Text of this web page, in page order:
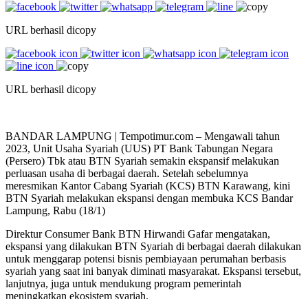
URL berhasil dicopy
URL berhasil dicopy
BANDAR LAMPUNG | Tempotimur.com – Mengawali tahun
2023, Unit Usaha Syariah (UUS) PT Bank Tabungan Negara
(Persero) Tbk atau BTN Syariah semakin ekspansif melakukan
perluasan usaha di berbagai daerah. Setelah sebelumnya
meresmikan Kantor Cabang Syariah (KCS) BTN Karawang, kini
BTN Syariah melakukan ekspansi dengan membuka KCS Bandar
Lampung, Rabu (18/1)
Direktur Consumer Bank BTN Hirwandi Gafar mengatakan,
ekspansi yang dilakukan BTN Syariah di berbagai daerah dilakukan
untuk menggarap potensi bisnis pembiayaan perumahan berbasis
syariah yang saat ini banyak diminati masyarakat. Ekspansi tersebut,
lanjutnya, juga untuk mendukung program pemerintah
meningkatkan ekosistem syariah.